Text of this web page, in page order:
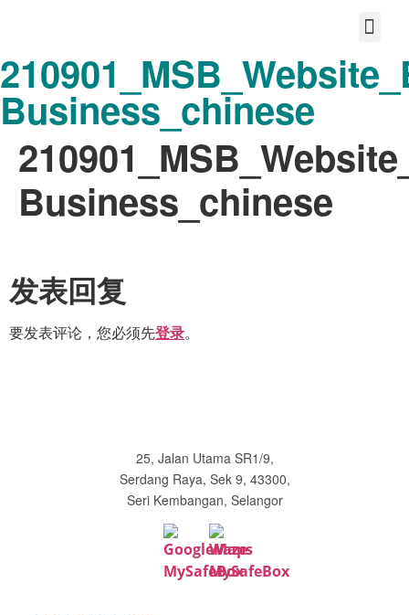
Business_chinese
Business_chinese
发表回复
要发表评论，您必须先登录。
25, Jalan Utama SR1/9,
Serdang Raya, Sek 9, 43300,
Seri Kembangan, Selangor